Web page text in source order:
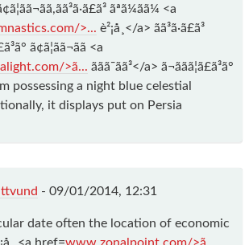
ãªã¼ãã¼ <a
>... è²¡å¸</a> ã­ã³ã·ã£ã³
ã¢ã¦ãã¬ãã <a
>ã... ããã¯ãã³</a> ã¬ããã¦ã£ã³ã°
from possessing a night blue celestial
it displays put on Persia
- 09/01/2014, 12:31
date often the location of economic